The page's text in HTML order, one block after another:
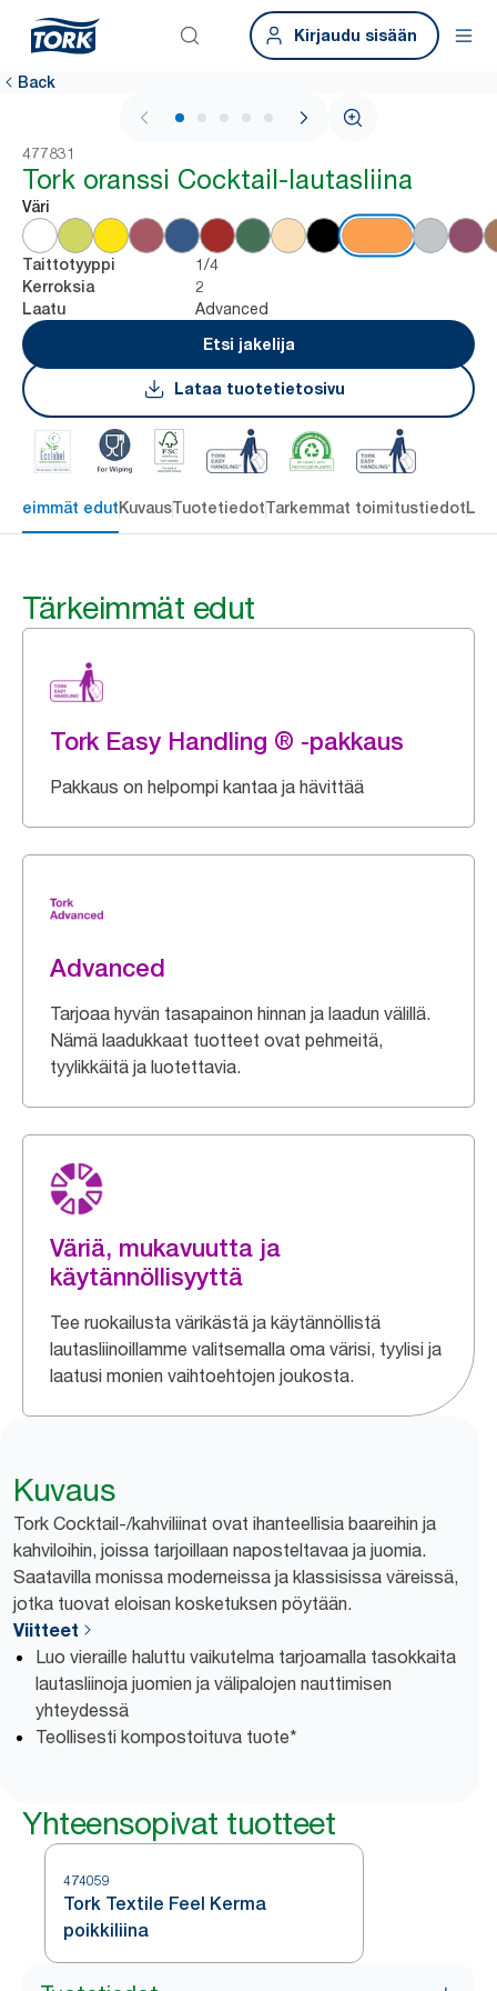
Kirjaudu sisään
Back
1 / 5
477831
Tork oranssi Cocktail-lautasliina
Väri
Taittotyyppi 1/4
Kerroksia 2
Laatu
Advanced
Etsi jakelija
Lataa tuotetietosivu
edutKuvausTuotetiedotTarkemmat toimitustiedot
Tärkeimmät edut
Tork Easy Handling ® -pakkaus
Pakkaus on helpompi kantaa ja hävittää
Advanced
Tarjoaa hyvän tasapainon hinnan ja laadun välillä.
Nämä laadukkaat tuotteet ovat pehmeitä,
tyylikkäitä ja luotettavia.
Väriä, mukavuutta ja
käytännöllisyyttä
Tee ruokailusta värikästä ja käytännöllistä
lautasliinoillamme valitsemalla oma värisi, tyylisi ja
laatusi monien vaihtoehtojen joukosta.
Kuvaus
Tork Cocktail-/kahviliinat ovat ihanteellisia baareihin ja
kahviloihin, joissa tarjoillaan naposteltavaa ja juomia.
Saatavilla monissa ​moderneissa ​​ja klassisissa väreissä,
jotka tuovat eloisan kosketuksen pöytään.
Viitteet
Luo vieraille haluttu vaikutelma tarjoamalla tasokkaita
lautasliinoja juomien ja välipalojen nauttimisen
yhteydessä
Teollisesti kompostoituva tuote*
Yhteensopivat tuotteet
474059
Tork Textile Feel Kerma
poikkiliina